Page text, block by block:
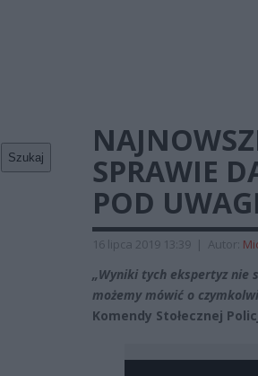
Szukaj
SPRAWIE
POD
16 lipca 2019 13:39 | Autor:
„Wyniki tych ekspertyz nie
możemy mówić o
Komendy Stołecznej